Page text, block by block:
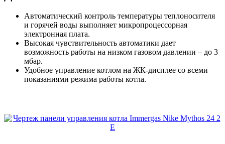
Автоматический контроль температуры теплоносителя
и горячей воды выполняет микропроцессорная
электронная плата.
Высокая чувствительность автоматики дает
возможность работы на низком газовом давлении – до 3
мбар.
Удобное управление котлом на ЖК-дисплее со всеми
показаниями режима работы котла.